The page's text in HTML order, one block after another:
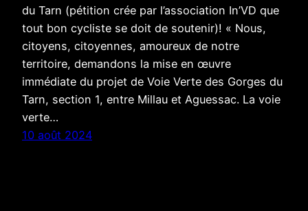
du Tarn (pétition crée par l’association In’VD que
tout bon cycliste se doit de soutenir)! « Nous,
citoyens, citoyennes, amoureux de notre
territoire, demandons la mise en œuvre
immédiate du projet de Voie Verte des Gorges du
Tarn, section 1, entre Millau et Aguessac. La voie
verte…
10 août 2024